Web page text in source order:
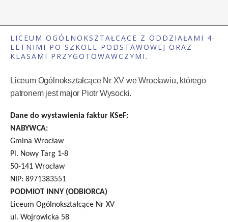
LICEUM OGÓLNOKSZTAŁCĄCE Z ODDZIAŁAMI 4-
LETNIMI PO SZKOLE PODSTAWOWEJ ORAZ
KLASAMI PRZYGOTOWAWCZYMI.
Liceum Ogólnokształcące Nr XV we Wrocławiu, którego
patronem jest major Piotr Wysocki.
Dane do wystawienia faktur KSeF:
NABYWCA:
Gmina Wrocław
Pl. Nowy Targ 1-8
50-141 Wrocław
NIP: 8971383551
PODMIOT INNY (ODBIORCA)
Liceum Ogólnokształcące Nr XV
ul. Wojrowicka 58